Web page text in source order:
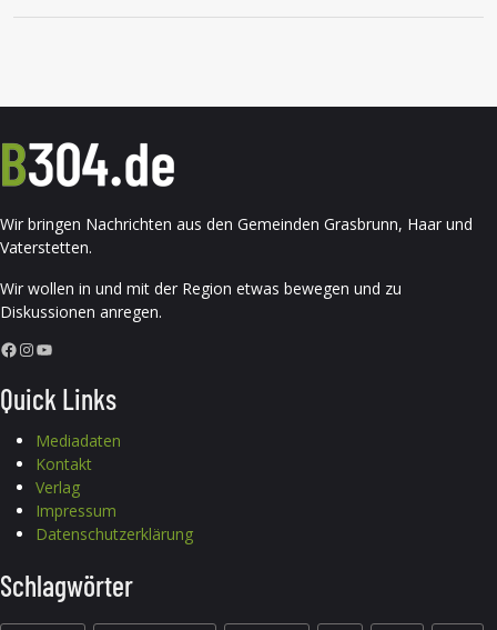
Wir bringen Nachrichten aus den Gemeinden Grasbrunn, Haar und
Vaterstetten.
Wir wollen in und mit der Region etwas bewegen und zu
Diskussionen anregen.
Facebook InstagramYouTube
Quick Links
Mediadaten
Kontakt
Verlag
Impressum
Datenschutzerklärung
Schlagwörter